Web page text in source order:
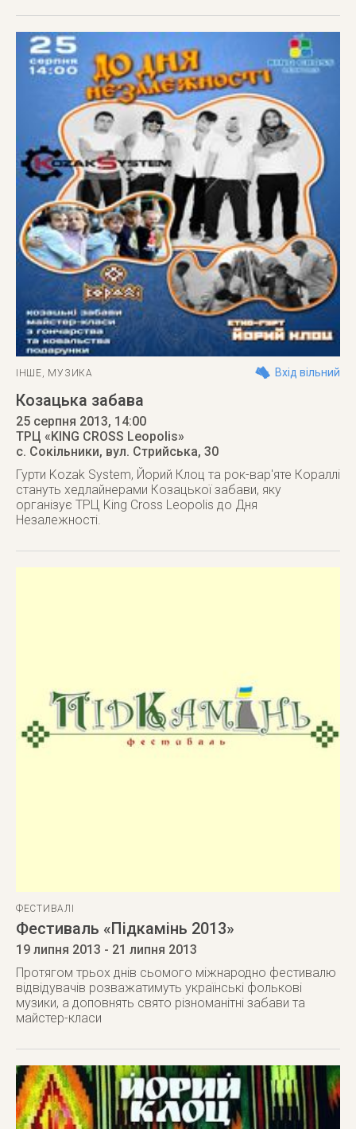
ІНШЕ, МУЗИКА Вхід вільний
Козацька забава
25 серпня 2013, 14:00
ТРЦ «KING CROSS Leopolis»
с. Сокільники, вул. Стрийська, 30
Гурти Kozak System, Йорий Клоц та рок-вар'яте Кораллі
стануть хедлайнерами Козацької забави, яку
організує ТРЦ King Cross Leopolis до Дня
Незалежності.
ФЕСТИВАЛІ
Фестиваль «Підкамінь 2013»
19 липня 2013 - 21 липня 2013
Протягом трьох днів сьомого міжнародно фестивалю
відвідувачів розважатимуть українські фолькові
музики, а доповнять свято різноманітні забави та
майстер-класи